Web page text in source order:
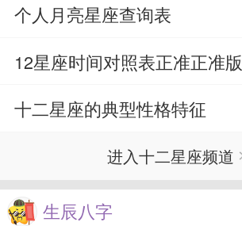
个人月亮星座查询表
12星座时间对照表正准正准版
十二星座的典型性格特征
进入十二星座频道
生辰八字